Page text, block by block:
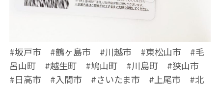
#坂戸市 #鶴ヶ島市 #川越市 #東松山市 #毛
呂山町 #越生町 #鳩山町 #川島町 #狭山市
#日高市 #入間市 #さいたま市 #上尾市 #北